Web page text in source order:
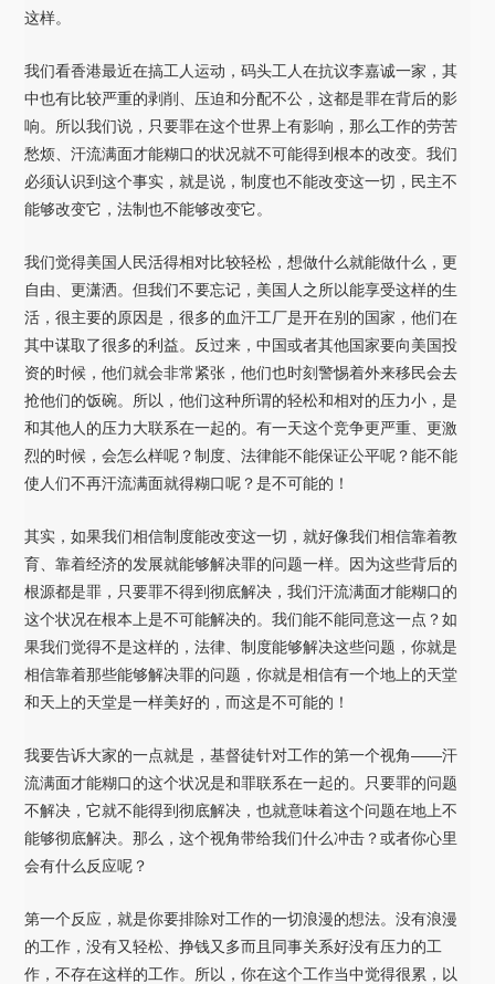
这样。
我们看香港最近在搞工人运动，码头工人在抗议李嘉诚一家，其
中也有比较严重的剥削、压迫和分配不公，这都是罪在背后的影
响。所以我们说，只要罪在这个世界上有影响，那么工作的劳苦
愁烦、汗流满面才能糊口的状况就不可能得到根本的改变。我们
必须认识到这个事实，就是说，制度也不能改变这一切，民主不
能够改变它，法制也不能够改变它。
我们觉得美国人民活得相对比较轻松，想做什么就能做什么，更
自由、更潇洒。但我们不要忘记，美国人之所以能享受这样的生
活，很主要的原因是，很多的血汗工厂是开在别的国家，他们在
其中谋取了很多的利益。反过来，中国或者其他国家要向美国投
资的时候，他们就会非常紧张，他们也时刻警惕着外来移民会去
抢他们的饭碗。所以，他们这种所谓的轻松和相对的压力小，是
和其他人的压力大联系在一起的。有一天这个竞争更严重、更激
烈的时候，会怎么样呢？制度、法律能不能保证公平呢？能不能
使人们不再汗流满面就得糊口呢？是不可能的！
其实，如果我们相信制度能改变这一切，就好像我们相信靠着教
育、靠着经济的发展就能够解决罪的问题一样。因为这些背后的
根源都是罪，只要罪不得到彻底解决，我们汗流满面才能糊口的
这个状况在根本上是不可能解决的。我们能不能同意这一点？如
果我们觉得不是这样的，法律、制度能够解决这些问题，你就是
相信靠着那些能够解决罪的问题，你就是相信有一个地上的天堂
和天上的天堂是一样美好的，而这是不可能的！
我要告诉大家的一点就是，基督徒针对工作的第一个视角——汗
流满面才能糊口的这个状况是和罪联系在一起的。只要罪的问题
不解决，它就不能得到彻底解决，也就意味着这个问题在地上不
能够彻底解决。那么，这个视角带给我们什么冲击？或者你心里
会有什么反应呢？
第一个反应，就是你要排除对工作的一切浪漫的想法。没有浪漫
的工作，没有又轻松、挣钱又多而且同事关系好没有压力的工
作，不存在这样的工作。所以，你在这个工作当中觉得很累，以